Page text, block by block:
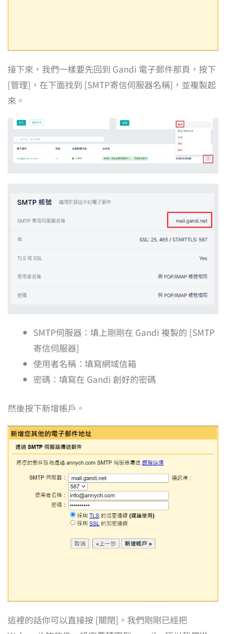
接下來，我們一樣要先回到 Gandi 電子郵件那頁，按下
[管理]，在下面找到 [SMTP寄信伺服器名稱]，並複製起
來。
SMTP伺服器：填上剛剛在 Gandi 複製的 [SMTP
寄信伺服器]
使用者名稱：填寫網域信箱
密碼：填寫在 Gandi 創好的密碼
然後按下新增帳戶。
這裡的話你可以直接按 [關閉]。我們剛剛已經把